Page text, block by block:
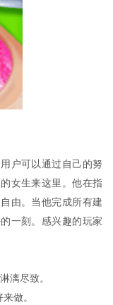
户可以通过自己的努
女生来这里。他在指
由。当他完成所有建
一刻。感兴趣的玩家
漓尽致。
做。